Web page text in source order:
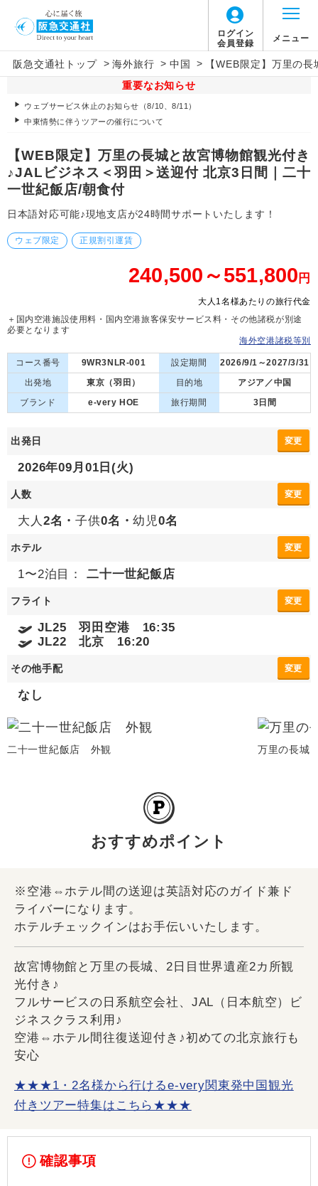
ログイン
会員登録
メニュー
阪急交通社トップ > 海外旅行 > 中国 >
【WEB限定】万里の
重要なお知らせ
ウェブサービス休止のお知らせ（8/10、8/11）
中東情勢に伴うツアーの催行について
【WEB限定】万里の長城と故宮博物館観光付き
♪JALビジネス＜羽田＞送迎付 北京3日間｜二十
一世紀飯店/朝食付
日本語対応可能♪現地支店が24時間サポートいたします！
ウェブ限定 正規割引運賃
240,500～551,800 円
大人1名様あたりの旅行代金
＋国内空港施設使用料・国内空港旅客保安サービス料・その他諸税が別途
必要となります
海外空港諸税等別
コース番号 9WR3NLR-001 設定期間
2026/9/1～2027/3/31
出発地
東京（羽田） 目的地
アジア／中国
ブランド
e-very HOE 旅行期間 3日間
出発日 変更
2026年09月01日(火)
人数 変更
大人 2名・子供0名・幼児0名
ホテル 変更
1〜2泊目： 二十一世紀飯店
フライト 変更
JL25 羽田空港 16:35
JL22 北京 16:20
その他手配 変更
なし
二十一世紀飯店 外観 万里の長城
おすすめポイント
※空港⇔ホテル間の送迎は英語対応のガイド兼ド
ライバーになります。
ホテルチェックインはお手伝いいたします。
故宮博物館と万里の長城、2日目世界遺産2カ所観
光付き♪
フルサービスの日系航空会社、JAL（日本航空）ビ
ジネスクラス利用♪
空港⇔ホテル間往復送迎付き♪初めての北京旅行も
安心
★★★1・2名様から行けるe-very関東発中国観光
付きツアー特集はこちら★★★
確認事項